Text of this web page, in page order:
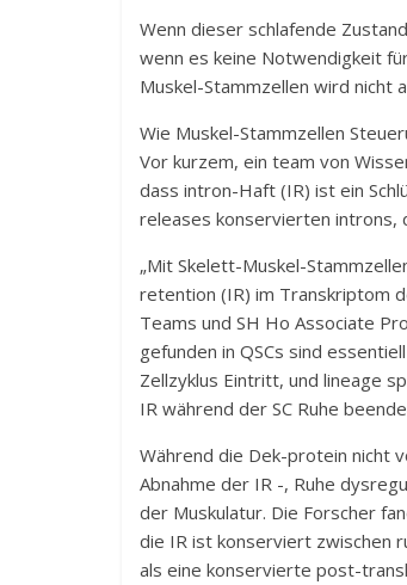
Wenn dieser schlafende
wenn es keine Notwendigkeit
Muskel-Stammzellen wird nicht
Wie Muskel-Stammzellen
Vor kurzem, ein team von
dass intron-Haft (IR) ist ein
releases konservierten introns,
„Mit Skelett-Muskel-
retention (IR) im Transkriptom
Teams und SH Ho Associate
gefunden in QSCs sind
Zellzyklus Eintritt, und lineage
IR während der SC Ruhe
Während die Dek-protein nicht
Abnahme der IR -, Ruhe
der Muskulatur. Die Forscher
die IR ist konserviert zwischen
als eine konservierte post-